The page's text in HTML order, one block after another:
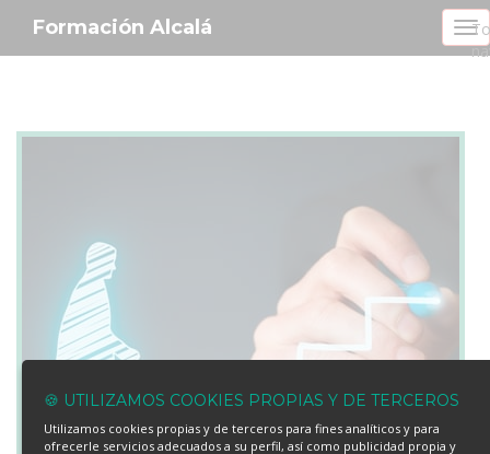
Formación Alcalá
🍪 UTILIZAMOS COOKIES PROPIAS Y DE TERCEROS
Utilizamos cookies propias y de terceros para fines analíticos y para
ofrecerle servicios adecuados a su perfil, así como publicidad propia y